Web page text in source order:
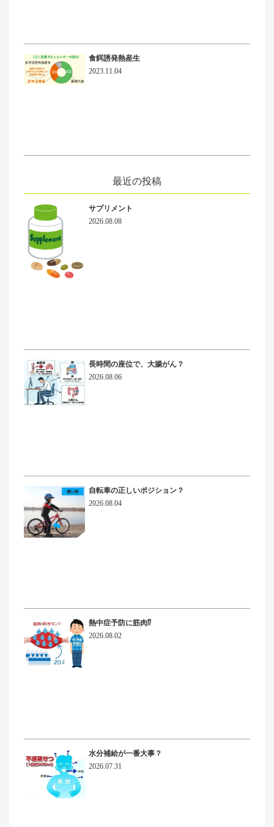
食餌誘発熱産生
2023.11.04
最近の投稿
サプリメント
2026.08.08
長時間の座位で、大腸がん？
2026.08.06
自転車の正しいポジション？
2026.08.04
熱中症予防に筋肉⁉
2026.08.02
水分補給が一番大事？
2026.07.31